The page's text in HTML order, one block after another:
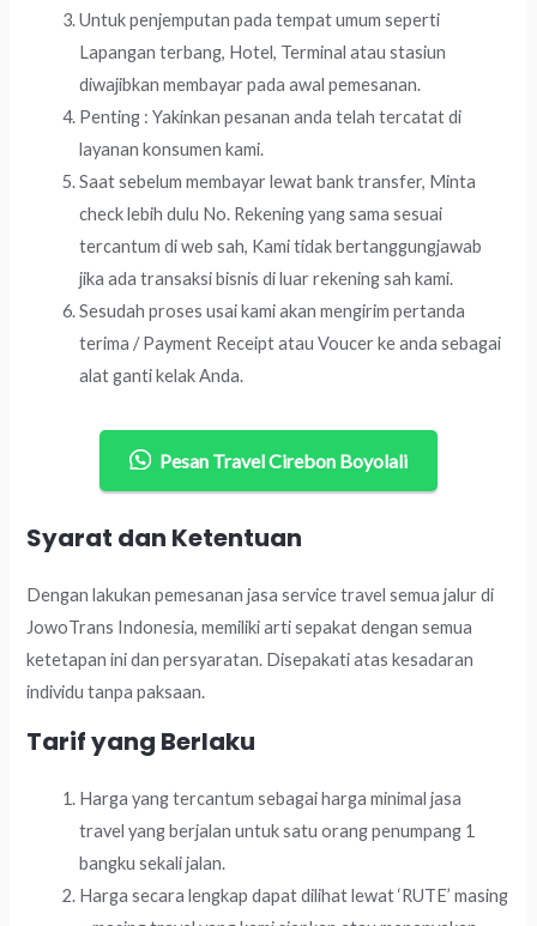
Untuk penjemputan pada tempat umum seperti
Lapangan terbang, Hotel, Terminal atau stasiun
diwajibkan membayar pada awal pemesanan.
Penting : Yakinkan pesanan anda telah tercatat di
layanan konsumen kami.
Saat sebelum membayar lewat bank transfer, Minta
check lebih dulu No. Rekening yang sama sesuai
tercantum di web sah, Kami tidak bertanggungjawab
jika ada transaksi bisnis di luar rekening sah kami.
Sesudah proses usai kami akan mengirim pertanda
terima / Payment Receipt atau Voucer ke anda sebagai
alat ganti kelak Anda.
Pesan Travel Cirebon Boyolali
Syarat dan Ketentuan
Dengan lakukan pemesanan jasa service travel semua jalur di
JowoTrans Indonesia, memiliki arti sepakat dengan semua
ketetapan ini dan persyaratan. Disepakati atas kesadaran
individu tanpa paksaan.
Tarif yang Berlaku
Harga yang tercantum sebagai harga minimal jasa
travel yang berjalan untuk satu orang penumpang 1
bangku sekali jalan.
Harga secara lengkap dapat dilihat lewat ‘RUTE’ masing